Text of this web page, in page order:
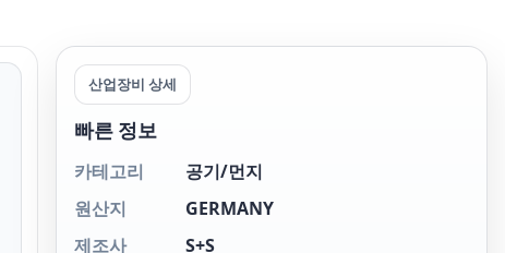
산업장비 상세
빠른 정보
카테고리
공기/먼지
원산지
GERMANY
제조사
S+S